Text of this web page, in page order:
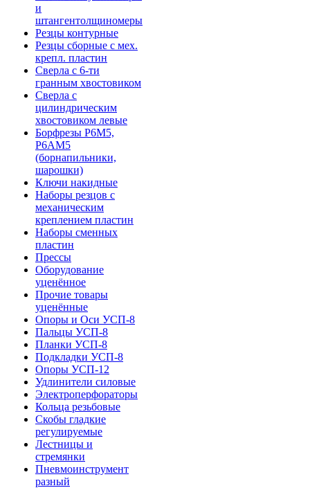
и
штангентолщиномеры
Резцы контурные
Резцы сборные с мех.
крепл. пластин
Сверла с 6-ти
гранным хвостовиком
Сверла с
цилиндрическим
хвостовиком левые
Борфрезы Р6М5,
Р6АМ5
(борнапильники,
шарошки)
Ключи накидные
Наборы резцов с
механическим
креплением пластин
Наборы сменных
пластин
Прессы
Оборудование
уценённое
Прочие товары
уценённые
Опоры и Оси УСП-8
Пальцы УСП-8
Планки УСП-8
Подкладки УСП-8
Опоры УСП-12
Удлинители силовые
Электроперфораторы
Кольца резьбовые
Скобы гладкие
регулируемые
Лестницы и
стремянки
Пневмоинструмент
разный